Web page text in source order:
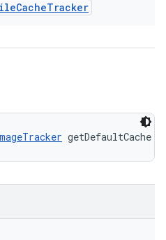
CacheTracker
getDefaultCache